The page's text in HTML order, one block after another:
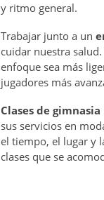
y ritmo general.
Trabajar junto a un
cuidar nuestra
enfoque sea más
jugadores más
Clases de gimnasia
sus servicios en
el tiempo, el lugar y
clases que se